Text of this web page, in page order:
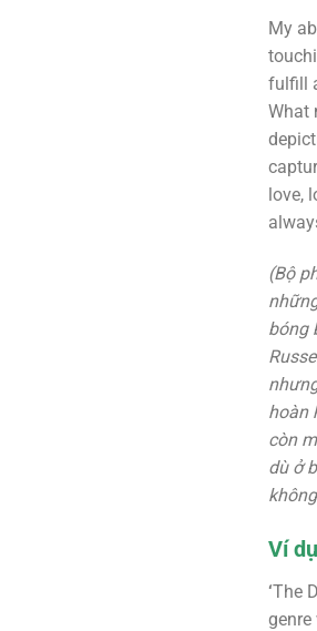
My
fulfill
What
love,
(Bộ
bóng
hoàn
còn
dù ở
Ví
‘The